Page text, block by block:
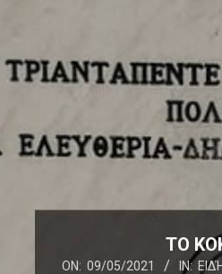
ΤΟ
ON: 09/05/2021 IN: